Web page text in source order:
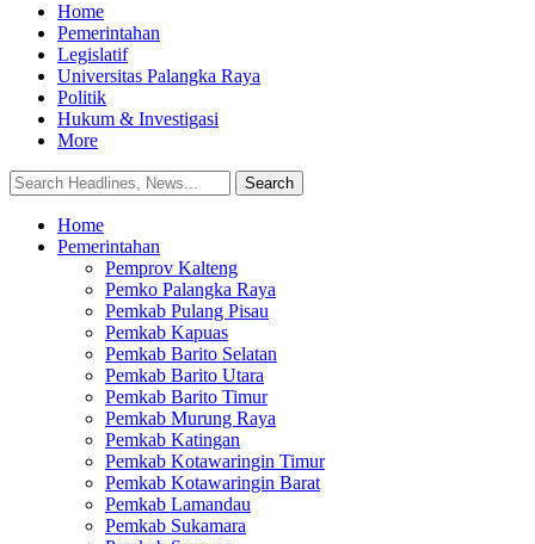
Home
Pemerintahan
Legislatif
Universitas Palangka Raya
Politik
Hukum & Investigasi
More
Home
Pemerintahan
Pemprov Kalteng
Pemko Palangka Raya
Pemkab Pulang Pisau
Pemkab Kapuas
Pemkab Barito Selatan
Pemkab Barito Utara
Pemkab Barito Timur
Pemkab Murung Raya
Pemkab Katingan
Pemkab Kotawaringin Timur
Pemkab Kotawaringin Barat
Pemkab Lamandau
Pemkab Sukamara